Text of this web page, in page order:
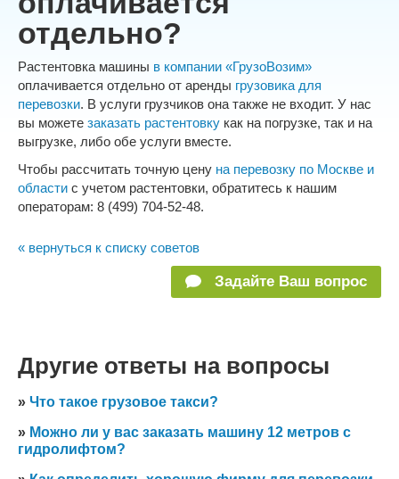
отдельно?
Растентовка машины в компании «ГрузоВозим»
оплачивается отдельно от аренды грузовика для
перевозки. В услуги грузчиков она также не входит. У нас
вы можете заказать растентовку как на погрузке, так и на
выгрузке, либо обе услуги вместе.
Чтобы рассчитать точную цену на перевозку по Москве и
области с учетом растентовки, обратитесь к нашим
операторам: 8 (499) 704-52-48.
« вернуться к списку советов
Задайте Ваш вопрос
Другие ответы на вопросы
» Что такое грузовое такси?
» Можно ли у вас заказать машину 12 метров с
гидролифтом?